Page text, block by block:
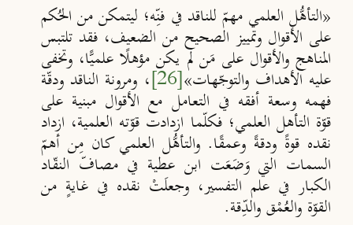
«التأهُّل العلمي مهمّ للناقد في فنِه؛ ليتمكن من الحُكم
على الأقوال وتمييز الصحيح من الضعيف، فقد تلتبس
المناهج والأقوال على مَن لم يكن مؤهلًا علميًا، وتخفى
عليه الأهداف والتوجهات»[26] ، ومرونة الناقد ودقّة
فهمه وسعة أفقه في التعامل مع الأقوال مبنية على
قوة التأهل العلمي؛ فكلّما ازدادت قوته العلمية، ازداد
نقده قوةً ودقةً وعمقًا. والتأهُّل العلمي كان مِن أهم
السمات التي وَضَعَت ابن عطية فيمصافّ النقّاد
الكبار في علم التفسير، وجعلَتْ نقده في غايةٍ من
القوّة والعُمْق والدِّقة.